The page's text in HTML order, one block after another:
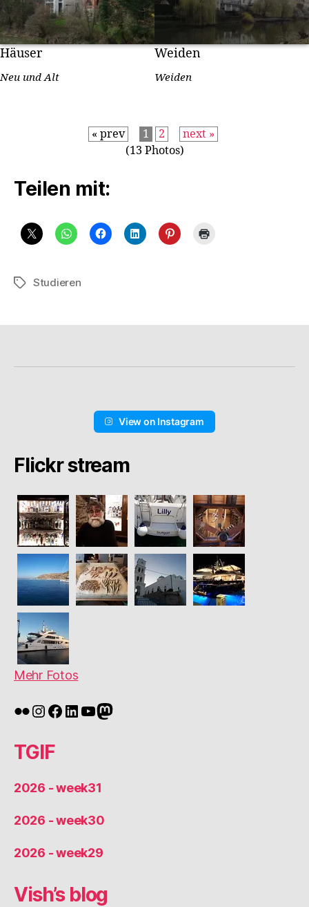
Häuser
Neu und Alt
Weiden
Weiden
« prev 1 2
next »
(13 Photos)
Teilen mit:
Schlagwörter
Studieren
View on Instagram
Flickr stream
Mehr Fotos
Flickr
Instagram
Facebook
LinkedIn
YouTube
Mastodon
TGIF
2026 - week31
2026 - week30
2026 - week29
Vish’s blog